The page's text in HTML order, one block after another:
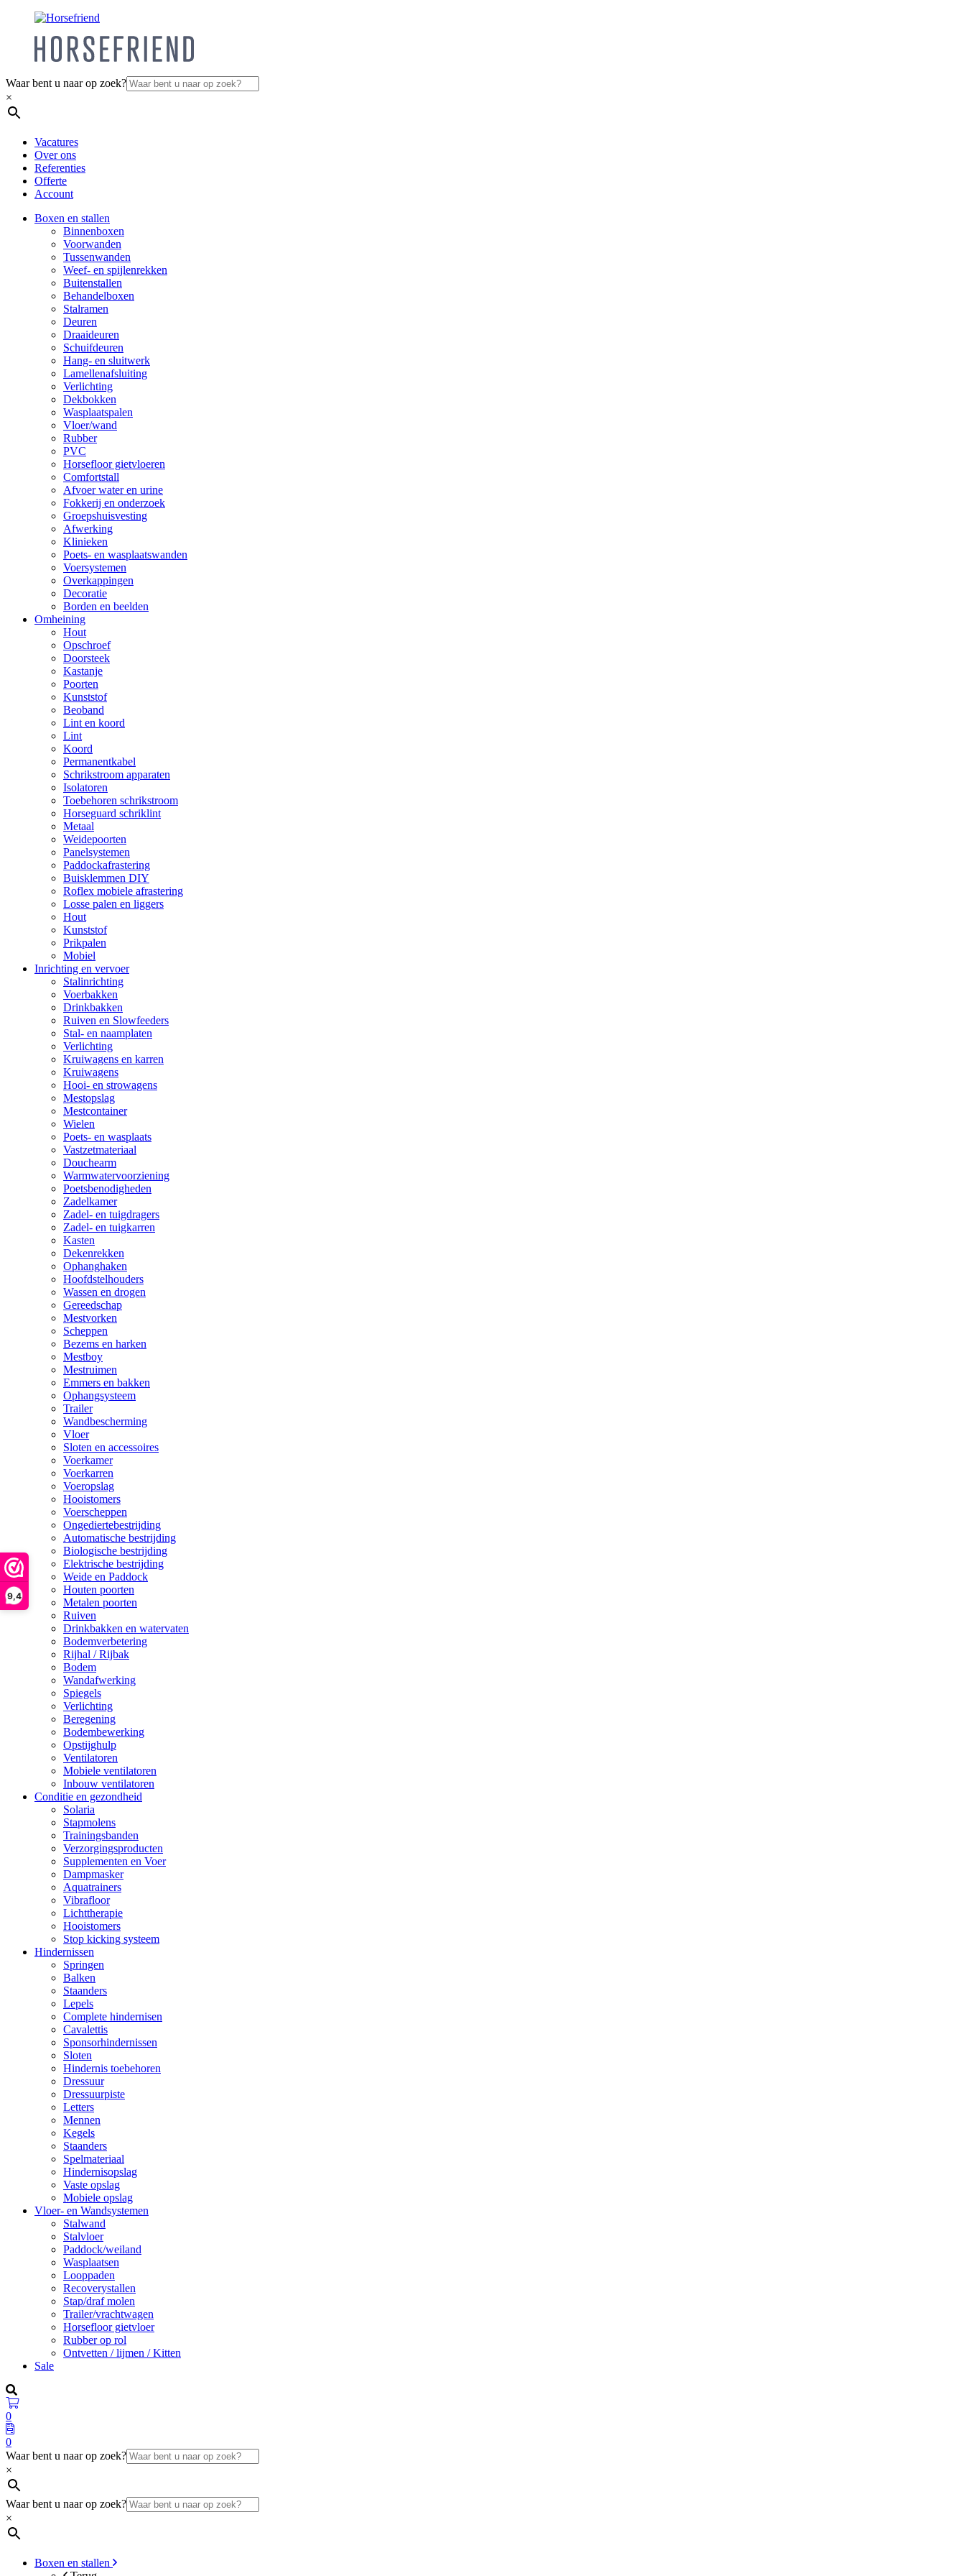
9,4
Waar bent u naar op zoek?
×
Vacatures
Over ons
Referenties
Offerte
Account
Boxen en stallen
Binnenboxen
Voorwanden
Tussenwanden
Weef- en spijlenrekken
Buitenstallen
Behandelboxen
Stalramen
Deuren
Draaideuren
Schuifdeuren
Hang- en sluitwerk
Lamellenafsluiting
Verlichting
Dekbokken
Wasplaatspalen
Vloer/wand
Rubber
PVC
Horsefloor gietvloeren
Comfortstall
Afvoer water en urine
Fokkerij en onderzoek
Groepshuisvesting
Afwerking
Klinieken
Poets- en wasplaatswanden
Voersystemen
Overkappingen
Decoratie
Borden en beelden
Omheining
Hout
Opschroef
Doorsteek
Kastanje
Poorten
Kunststof
Beoband
Lint en koord
Lint
Koord
Permanentkabel
Schrikstroom apparaten
Isolatoren
Toebehoren schrikstroom
Horseguard schriklint
Metaal
Weidepoorten
Panelsystemen
Paddockafrastering
Buisklemmen DIY
Roflex mobiele afrastering
Losse palen en liggers
Hout
Kunststof
Prikpalen
Mobiel
Inrichting en vervoer
Stalinrichting
Voerbakken
Drinkbakken
Ruiven en Slowfeeders
Stal- en naamplaten
Verlichting
Kruiwagens en karren
Kruiwagens
Hooi- en strowagens
Mestopslag
Mestcontainer
Wielen
Poets- en wasplaats
Vastzetmateriaal
Douchearm
Warmwatervoorziening
Poetsbenodigheden
Zadelkamer
Zadel- en tuigdragers
Zadel- en tuigkarren
Kasten
Dekenrekken
Ophanghaken
Hoofdstelhouders
Wassen en drogen
Gereedschap
Mestvorken
Scheppen
Bezems en harken
Mestboy
Mestruimen
Emmers en bakken
Ophangsysteem
Trailer
Wandbescherming
Vloer
Sloten en accessoires
Voerkamer
Voerkarren
Voeropslag
Hooistomers
Voerscheppen
Ongediertebestrijding
Automatische bestrijding
Biologische bestrijding
Elektrische bestrijding
Weide en Paddock
Houten poorten
Metalen poorten
Ruiven
Drinkbakken en watervaten
Bodemverbetering
Rijhal / Rijbak
Bodem
Wandafwerking
Spiegels
Verlichting
Beregening
Bodembewerking
Opstijghulp
Ventilatoren
Mobiele ventilatoren
Inbouw ventilatoren
Conditie en gezondheid
Solaria
Stapmolens
Trainingsbanden
Verzorgingsproducten
Supplementen en Voer
Dampmasker
Aquatrainers
Vibrafloor
Lichttherapie
Hooistomers
Stop kicking systeem
Hindernissen
Springen
Balken
Staanders
Lepels
Complete hindernisen
Cavalettis
Sponsorhindernissen
Sloten
Hindernis toebehoren
Dressuur
Dressuurpiste
Letters
Mennen
Kegels
Staanders
Spelmateriaal
Hindernisopslag
Vaste opslag
Mobiele opslag
Vloer- en Wandsystemen
Stalwand
Stalvloer
Paddock/weiland
Wasplaatsen
Looppaden
Recoverystallen
Stap/draf molen
Trailer/vrachtwagen
Horsefloor gietvloer
Rubber op rol
Ontvetten / lijmen / Kitten
Sale
0
0
Waar bent u naar op zoek?
×
Waar bent u naar op zoek?
×
Boxen en stallen